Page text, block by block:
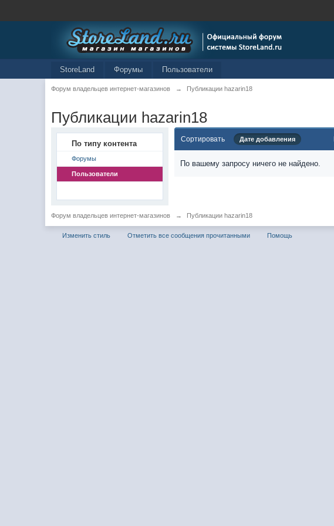
StoreLand Форумы Пользователи
Форум владельцев интернет-магазинов → Публикации hazarin18
Публикации hazarin18
По типу контента
Форумы
Пользователи
Сортировать Дате добавления
По вашему запросу ничего не найдено.
Форум владельцев интернет-магазинов → Публикации hazarin18
Изменить стиль Отметить все сообщения прочитанными Помощь